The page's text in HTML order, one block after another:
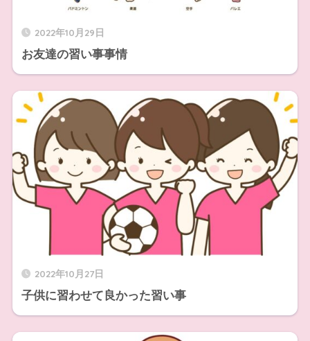
2022年10月29日
お友達の習い事事情
2022年10月27日
子供に習わせて良かった習い事